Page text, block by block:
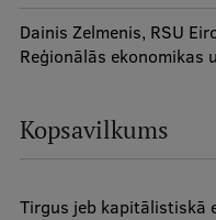
izvēlne
Darbiniekiem
Dainis Zelmenis, RSU
Reģionālās ekonomikas
Kopsavilkums
Tirgus jeb kapitālistiskā